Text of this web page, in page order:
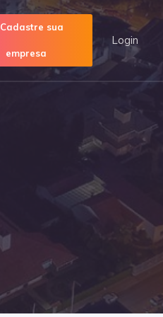
Cadastre sua
empresa
Login